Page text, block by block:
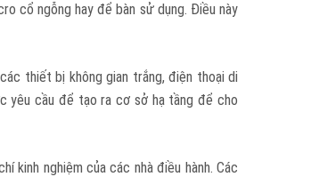
cổ ngỗng hay để bàn sử dụng. Điều này
thiết bị không gian trắng, điện thoại di
yêu cầu để tạo ra cơ sở hạ tầng để cho
kinh nghiệm của các nhà điều hành. Các